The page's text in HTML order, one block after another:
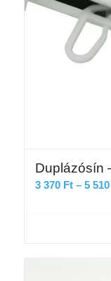
Duplázósín
3 370 Ft – 5 510